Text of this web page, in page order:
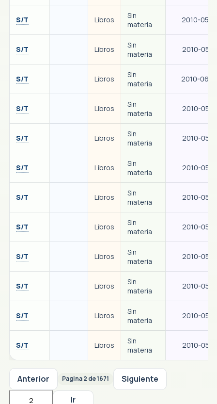
S/T Libros
Sin
materia
2010-05-
S/T Libros
Sin
materia
2010-05-
S/T Libros
Sin
materia
2010-06-
S/T Libros
Sin
materia
2010-05-
S/T Libros
Sin
materia
2010-05-
S/T Libros
Sin
materia
2010-05-
S/T Libros
Sin
materia
2010-05-
S/T Libros
Sin
materia
2010-05-
S/T Libros
Sin
materia
2010-05-
S/T Libros
Sin
materia
2010-05-
S/T Libros
Sin
materia
2010-05-
S/T Libros
Sin
materia
2010-05-
Anterior Pagina 2 de 1671 Siguiente